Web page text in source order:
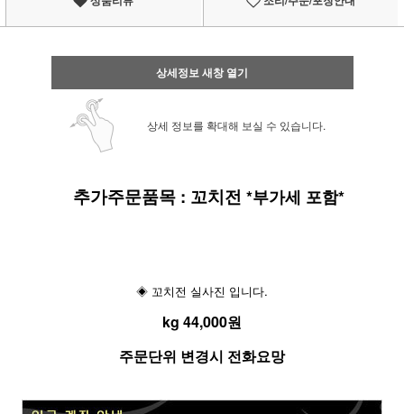
상세정보 새창 열기
상세 정보를 확대해 보실 수 있습니다.
추가주문품목: 꼬치전 *부가세 포함*
◈ 꼬치전 실사진 입니다.
kg 44,000원
주문단위 변경시 전화요망